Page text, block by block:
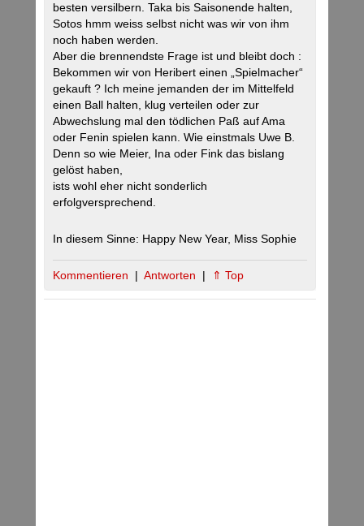
besten versilbern. Taka bis Saisonende halten,
Sotos hmm weiss selbst nicht was wir von ihm
noch haben werden.
Aber die brennendste Frage ist und bleibt doch :
Bekommen wir von Heribert einen „Spielmacher“
gekauft ? Ich meine jemanden der im Mittelfeld
einen Ball halten, klug verteilen oder zur
Abwechslung mal den tödlichen Paß auf Ama
oder Fenin spielen kann. Wie einstmals Uwe B.
Denn so wie Meier, Ina oder Fink das bislang
gelöst haben,
ists wohl eher nicht sonderlich
erfolgversprechend.
In diesem Sinne: Happy New Year, Miss Sophie
Kommentieren | Antworten | ⇑ Top